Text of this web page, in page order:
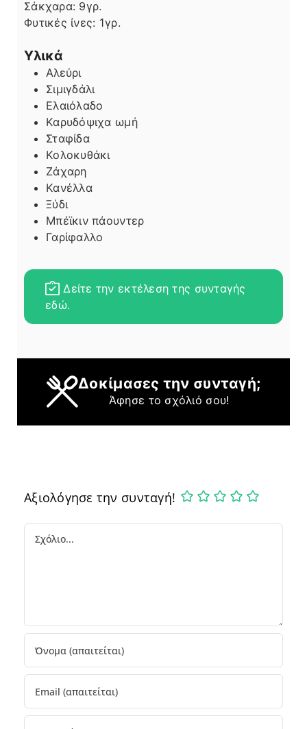
Σάκχαρα: 9γρ.
Φυτικές ίνες: 1γρ.
Υλικά
Αλεύρι
Σιμιγδάλι
Ελαιόλαδο
Καρυδόψιχα ωμή
Σταφίδα
Κολοκυθάκι
Ζάχαρη
Κανέλλα
Ξύδι
Μπέϊκιν πάουντερ
Γαρίφαλλο
Δείτε την εκτέλεση της συνταγής
εδώ.
Δοκίμασες την συνταγή;
Άφησε το σχόλιό σου!
Αξιολόγησε την συνταγή!
Comment